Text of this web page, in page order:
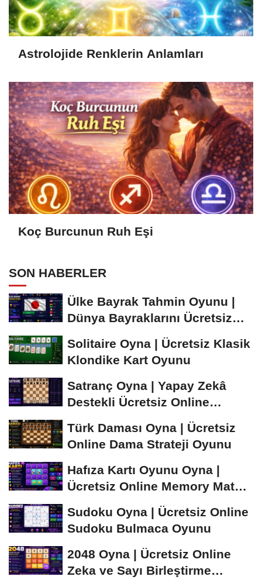
Astrolojide Renklerin Anlamları
Koç Burcunun Ruh Eşi
SON HABERLER
Ülke Bayrak Tahmin Oyunu |
Dünya Bayraklarını Ücretsiz
Solitaire Oyna | Ücretsiz Klasik
Klondike Kart Oyunu
Satranç Oyna | Yapay Zekâ
Destekli Ücretsiz Online
Türk Daması Oyna | Ücretsiz
Online Dama Strateji Oyunu
Hafıza Kartı Oyunu Oyna |
Ücretsiz Online Memory Match
Sudoku Oyna | Ücretsiz Online
Sudoku Bulmaca Oyunu
2048 Oyna | Ücretsiz Online
Zeka ve Sayı Birleştirme